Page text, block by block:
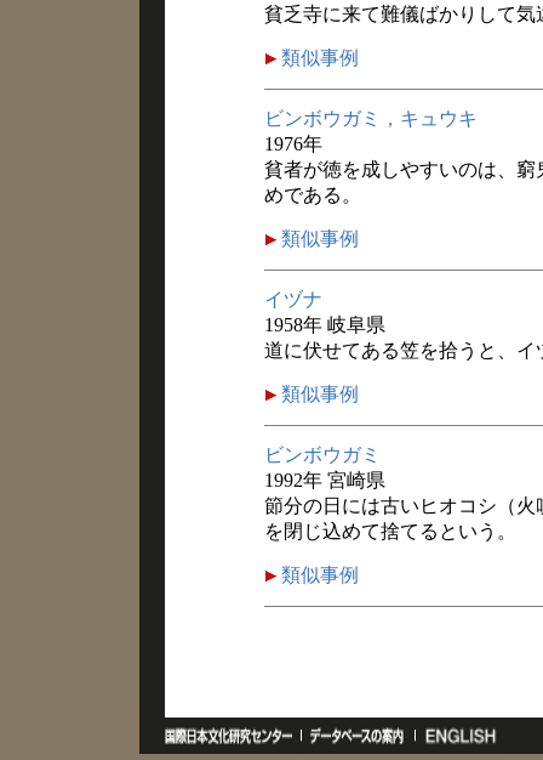
貧乏寺に来て難儀ばかりして
類似事例
ビンボウガミ，キュウキ
1976年
貧者が徳を成しやすいのは、
めである。
類似事例
イヅナ
1958年 岐阜県
道に伏せてある笠を拾うと、
類似事例
ビンボウガミ
1992年 宮崎県
節分の日には古いヒオコシ（
を閉じ込めて捨てるという。
類似事例